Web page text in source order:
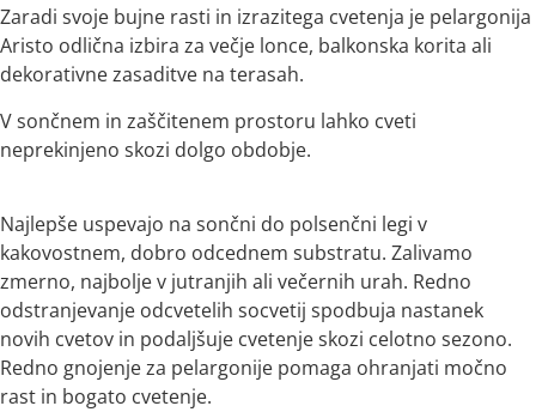
Zaradi svoje bujne rasti in izrazitega cvetenja je pelargonija
Aristo odlična izbira za večje lonce, balkonska korita ali
dekorativne zasaditve na terasah.
V sončnem in zaščitenem prostoru lahko cveti
neprekinjeno skozi dolgo obdobje.
Najlepše uspevajo na sončni do polsenčni legi v
kakovostnem, dobro odcednem substratu. Zalivamo
zmerno, najbolje v jutranjih ali večernih urah. Redno
odstranjevanje odcvetelih socvetij spodbuja nastanek
novih cvetov in podaljšuje cvetenje skozi celotno sezono.
Redno gnojenje za pelargonije pomaga ohranjati močno
rast in bogato cvetenje.